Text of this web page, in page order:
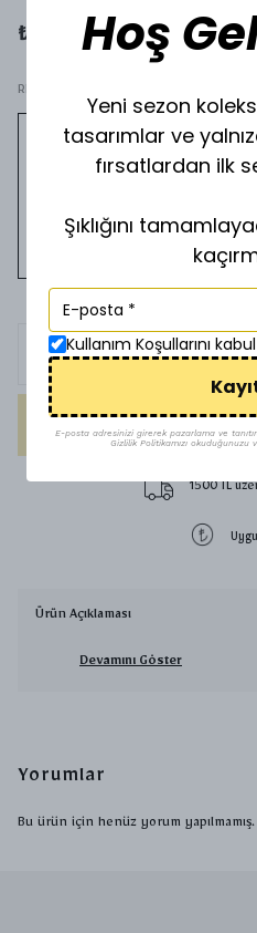
₺ 400.00
RENK.
1500 TL
Ürün Açıklaması
Devamını Göster
Yorumlar
Bu ürün için henüz yorum yapılmamış.
Hoş
Yeni sezon
tasarımlar ve
fırsatlardan ilk
Şıklığını
Kullanım Koşullarını
E-posta adresinizi girerek pazarlama ve
Gizlilik Politikamızı okuduğunuzu